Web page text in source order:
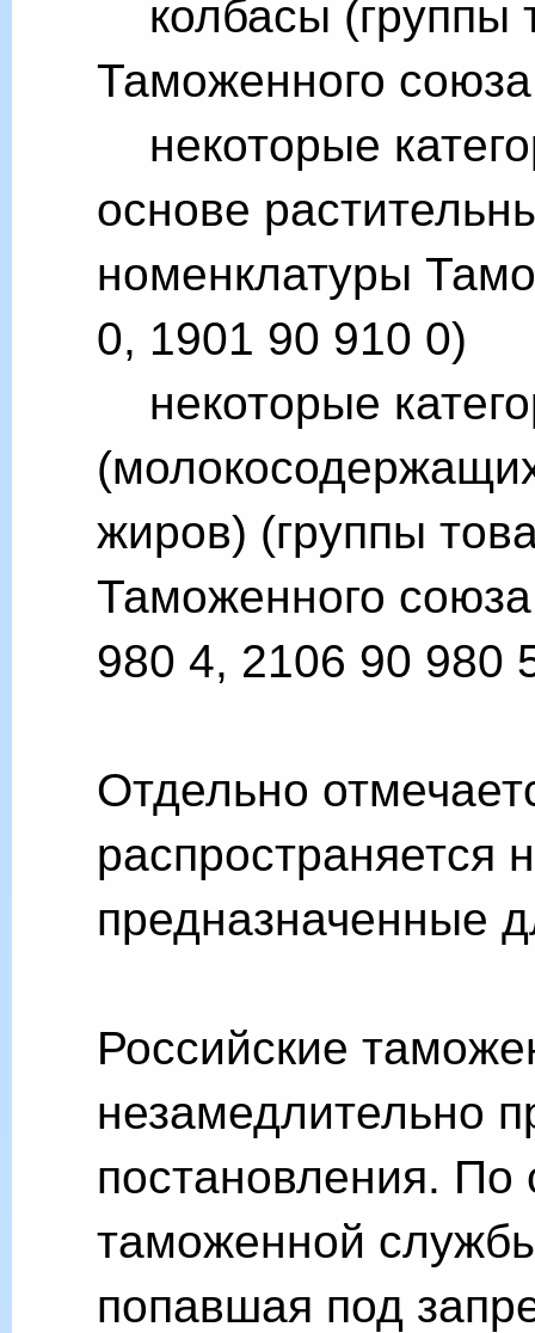
колбасы (группы
Таможенного
некоторые
основе
номенклатуры
0, 1901 90 910 0)
некоторые
жиров) (группы
Таможенного
980 4, 2106 90 980
Отдельно
распространяется
предназначенные
Российские
незамедлительно
постановления.
таможенной
попавшая под